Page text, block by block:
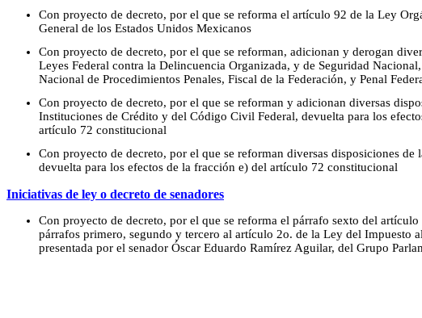
Con proyecto de decreto, por el que se reforma el artículo 92 de la Ley
General de los Estados Unidos Mexicanos
Con proyecto de decreto, por el que se reforman, adicionan y derogan
Leyes Federal contra la Delincuencia Organizada, y de Seguridad
Nacional de Procedimientos Penales, Fiscal de la Federación, y Penal
Con proyecto de decreto, por el que se reforman y adicionan diversas
Instituciones de Crédito y del Código Civil Federal, devuelta para los
artículo 72 constitucional
Con proyecto de decreto, por el que se reforman diversas disposiciones de
devuelta para los efectos de la fracción e) del artículo 72 constitucional
Iniciativas de ley o decreto de senadores
Con proyecto de decreto, por el que se reforma el párrafo sexto del
párrafos primero, segundo y tercero al artículo 2o. de la Ley del Impuesto
presentada por el senador Óscar Eduardo Ramírez Aguilar, del Grupo